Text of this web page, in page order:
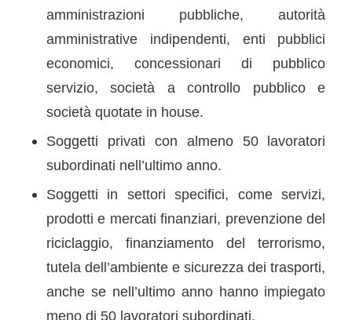
amministrazioni pubbliche, autorità
amministrative indipendenti, enti pubblici
economici, concessionari di pubblico
servizio, società a controllo pubblico e
società quotate in house.
Soggetti privati con almeno 50 lavoratori
subordinati nell’ultimo anno.
Soggetti in settori specifici, come servizi,
prodotti e mercati finanziari, prevenzione del
riciclaggio, finanziamento del terrorismo,
tutela dell’ambiente e sicurezza dei trasporti,
anche se nell’ultimo anno hanno impiegato
meno di 50 lavoratori subordinati.